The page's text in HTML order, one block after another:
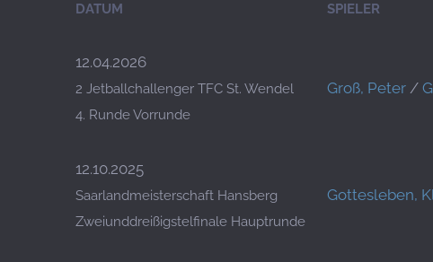
DATUM SPIELER
12.04.2026
2 Jetballchallenger TFC St. Wendel
4. Runde Vorrunde
Groß, Peter /
12.10.2025
Saarlandmeisterschaft Hansberg
Zweiunddreißigstelfinale Hauptrunde
Gottesleben,